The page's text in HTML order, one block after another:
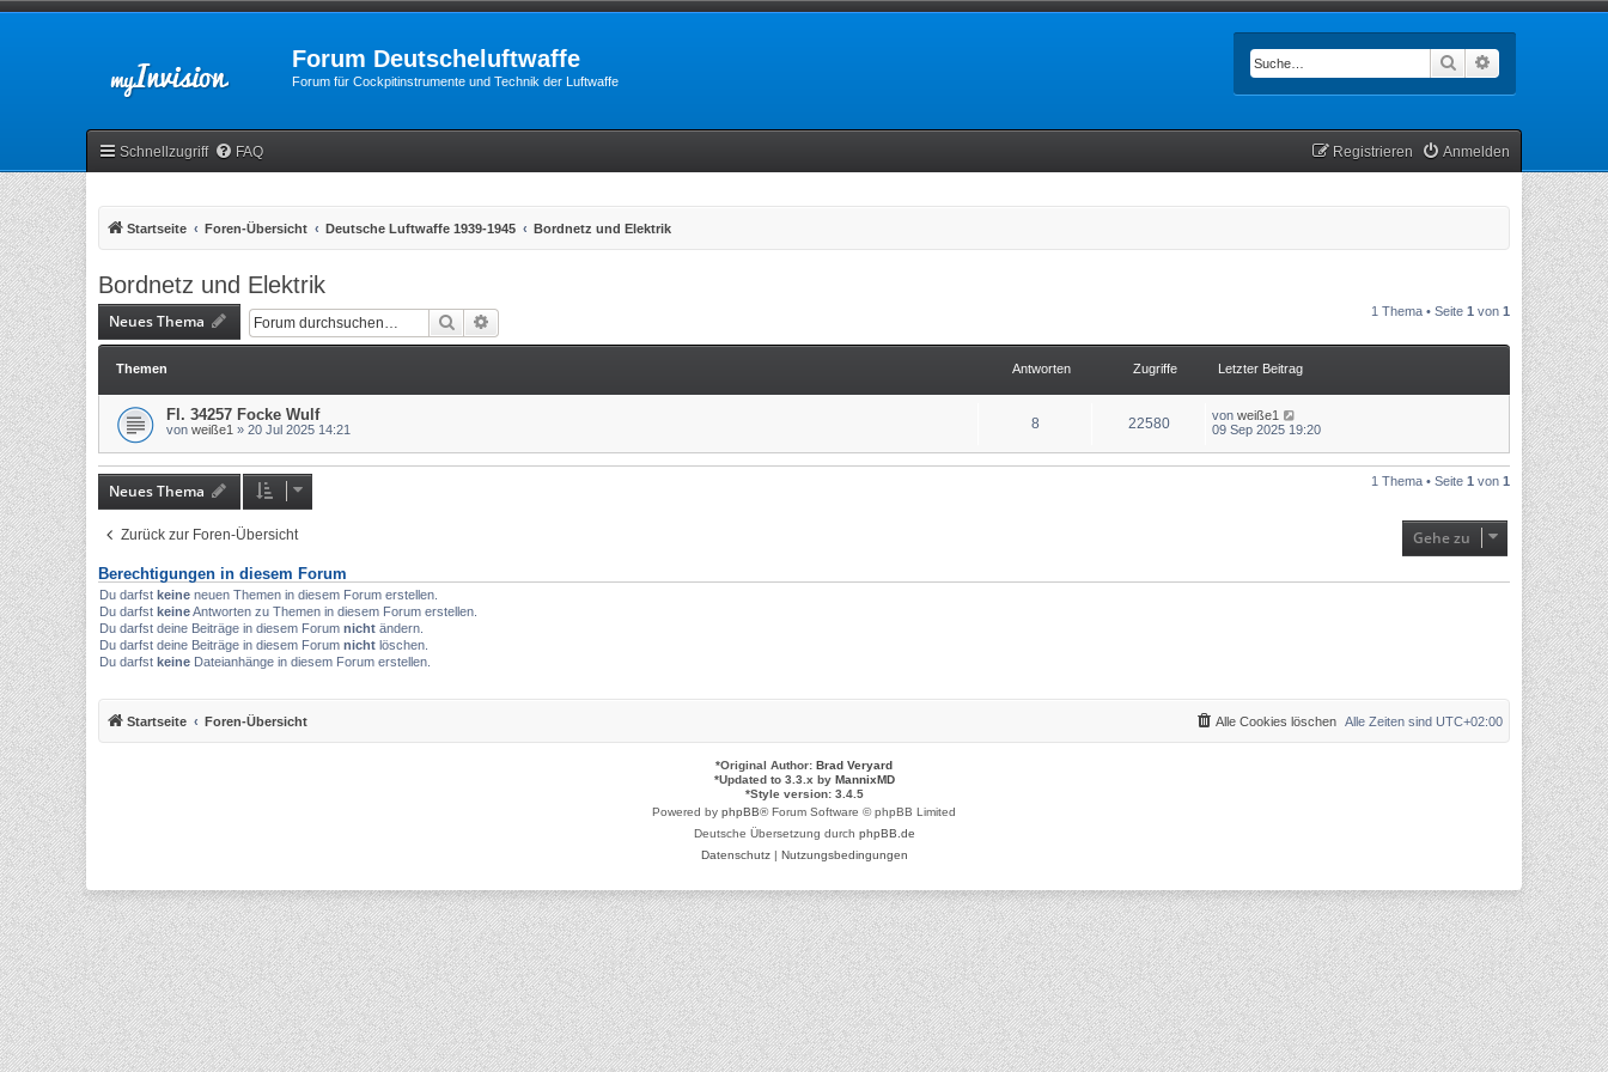
Forum Deutscheluftwaffe
Forum für Cockpitinstrumente und Technik der Luftwaffe
Suche
Schnellzugriff FAQ Anmelden
Registrieren
Startseite Foren-Übersicht Deutsche Luftwaffe 1939-1945 Bordnetz und Elektrik
Bordnetz und Elektrik
Neues Thema Suche 1 Thema • Seite 1 von 1
Themen Antworten Zugriffe Letzter Beitrag
Fl. 34257 Focke Wulf
von weiße1 » 20 Jul 2025 14:21 8 22580 von weiße1
09 Sep 2025 19:20
Neues Thema 1 Thema • Seite 1 von 1
Zurück zur Foren-Übersicht Gehe zu
Berechtigungen in diesem Forum
Du darfst keine neuen Themen in diesem Forum erstellen.
Du darfst keineAntworten zu Themen in diesem Forum erstellen.
Du darfst deine Beiträge in diesem Forum nicht ändern.
Du darfst deine Beiträge in diesem Forum nicht löschen.
Du darfst keine Dateianhänge in diesem Forum erstellen.
Startseite Foren-Übersicht Alle Zeiten sind UTC+02:00
Alle Cookies löschen
*Original Author: Brad Veryard
*Updated to 3.3.x by MannixMD
*Style version: 3.4.5
Powered by phpBB® Forum Software © phpBB Limited
Deutsche Übersetzung durch phpBB.de
Datenschutz| Nutzungsbedingungen